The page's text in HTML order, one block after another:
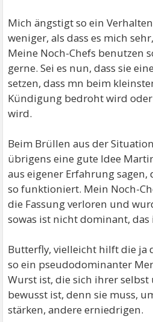
Mich ängstigt so ein
weniger, als dass es mich
Meine Noch-Chefs benutzen
gerne. Sei es nun, dass sie
setzen, dass mn beim
Kündigung bedroht wird
wird.
Beim Brüllen aus der
übrigens eine gute Idee
aus eigener Erfahrung
so funktioniert. Mein Noch-
die Fassung verloren und
sowas ist nicht dominant,
Butterfly, vielleicht hilft die ja
so ein pseudodominanter
Wurst ist, die sich ihrer
bewusst ist, denn sie muss,
stärken, andere erniedrigen.